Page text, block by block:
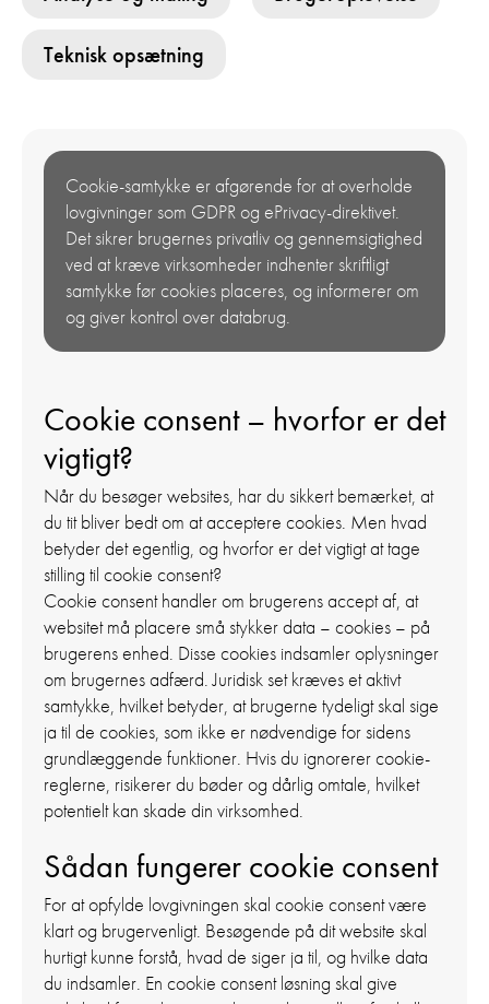
Teknisk opsætning
Cookie-samtykke er afgørende for at overholde
lovgivninger som GDPR og ePrivacy-direktivet.
Det sikrer brugernes privatliv og gennemsigtighed
ved at kræve virksomheder indhenter skriftligt
samtykke før cookies placeres, og informerer om
og giver kontrol over databrug.
Cookie consent – hvorfor er det
vigtigt?
Når du besøger websites, har du sikkert bemærket, at
du tit bliver bedt om at acceptere cookies. Men hvad
betyder det egentlig, og hvorfor er det vigtigt at tage
stilling til cookie consent?
Cookie consent handler om brugerens accept af, at
websitet må placere små stykker data – cookies – på
brugerens enhed. Disse cookies indsamler oplysninger
om brugernes adfærd. Juridisk set kræves et aktivt
samtykke, hvilket betyder, at brugerne tydeligt skal sige
ja til de cookies, som ikke er nødvendige for sidens
grundlæggende funktioner. Hvis du ignorerer cookie-
reglerne, risikerer du bøder og dårlig omtale, hvilket
potentielt kan skade din virksomhed.
Sådan fungerer cookie consent
For at opfylde lovgivningen skal cookie consent være
klart og brugervenligt. Besøgende på dit website skal
hurtigt kunne forstå, hvad de siger ja til, og hvilke data
du indsamler. En cookie consent løsning skal give